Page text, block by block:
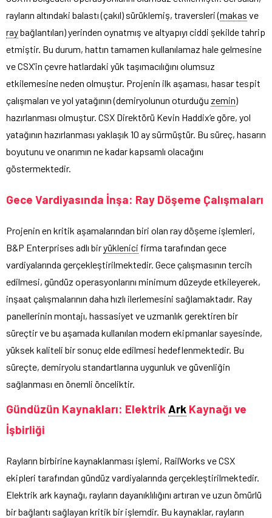
rayların altındaki balastı (çakıl) sürüklemiş, traversleri (makas ve
raybağlantıları) yerinden oynatmış ve altyapıyı ciddi şekilde tahrip
etmiştir. Bu durum, hattın tamamen kullanılamaz hale gelmesine
ve CSX’in çevre hatlardaki yük taşımacılığını olumsuz
etkilemesine neden olmuştur. Projenin ilk aşaması, hasar tespit
çalışmaları ve yol yatağının (demiryolunun oturduğu zemin)
hazırlanması olmuştur. CSX Direktörü Kevin Haddix’e göre, yol
yatağının hazırlanması yaklaşık 10 ay sürmüştür. Bu süreç, hasarın
boyutunu ve onarımın ne kadar kapsamlı olacağını
göstermektedir.
Gece Vardiyasında İnşa: Ray Döşeme Çalışmaları
Projenin en kritik aşamalarından biri olan ray döşeme işlemleri,
B&P Enterprises adlı biryüklenici firma tarafından gece
vardiyalarında gerçekleştirilmektedir. Gece çalışmasının tercih
edilmesi, gündüz operasyonlarını minimum düzeyde etkileyerek,
inşaat çalışmalarının daha hızlı ilerlemesini sağlamaktadır. Ray
panellerinin montajı, hassasiyet ve uzmanlık gerektiren bir
süreçtir ve bu aşamada kullanılan modern ekipmanlar sayesinde,
yüksek kaliteli bir sonuç elde edilmesi hedeflenmektedir. Bu
süreçte, demiryolu standartlarına uygunluk ve güvenliğin
sağlanması en önemli önceliktir.
Gündüzün Kaynakları: Elektrik Ark Kaynağı ve
İşbirliği
Rayların birbirine kaynaklanması işlemi, RailWorks ve CSX
ekipleri tarafından gündüz vardiyalarında gerçekleştirilmektedir.
Elektrik ark kaynağı, rayların dayanıklılığını artıran ve uzun ömürlü
bir bağlantı sağlayan kritik bir işlemdir. Bu kaynaklar, rayların